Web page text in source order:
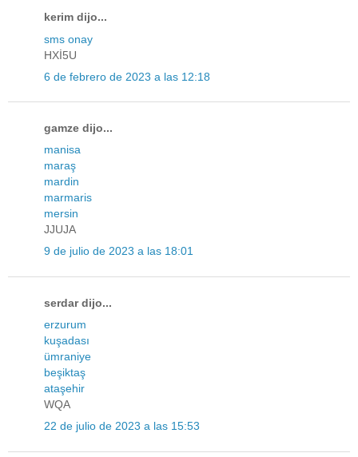
kerim dijo...
sms onay
HXİ5U
6 de febrero de 2023 a las 12:18
gamze dijo...
manisa
maraş
mardin
marmaris
mersin
JJUJA
9 de julio de 2023 a las 18:01
serdar dijo...
erzurum
kuşadası
ümraniye
beşiktaş
ataşehir
WQA
22 de julio de 2023 a las 15:53